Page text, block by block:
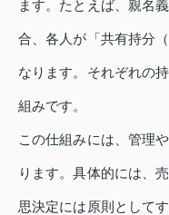
ます。たとえば、親名
合、各人が「共有持分
なります。それぞれの
組みです。
この仕組みには、管理
ります。具体的には、
思決定には原則として